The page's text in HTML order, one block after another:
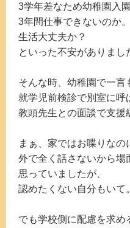
3学年差なため幼稚園入
3年間仕事できないのか。
生活大丈夫か？
といった不安がありまし
そんな時、幼稚園で一言
就学児前検診で別室に呼
教頭先生との面談で支援
まぁ、家ではお喋りなの
外で全く話さないから場
思っていましたが、
認めたくない自分もいて。
でも学校側に配慮を求め